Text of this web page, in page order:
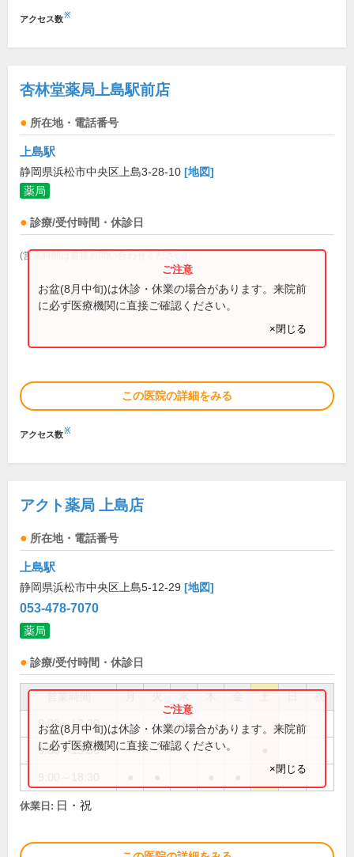
アクセス数※
杏林堂薬局上島駅前店
所在地・電話番号
上島駅
静岡県浜松市中央区上島3-28-10 [地図]
薬局
診療/受付時間・休診日
(営業時間は直接お問い合わせください)
お盆(8月中旬)は休診・休業の場合があります。来院前
に必ず医療機関に直接ご確認ください。
×閉じる
この医院の詳細をみる
アクセス数※
アクト薬局 上島店
所在地・電話番号
上島駅
静岡県浜松市中央区上島5-12-29 [地図]
053-478-7070
薬局
診療/受付時間・休診日
祝
9:00～12:30 ●
9:00～13:30
お盆(8月中旬)は休診・休業の場合があります。来院前
に必ず医療機関に直接ご確認ください。
×閉じる
休業日: 日・祝